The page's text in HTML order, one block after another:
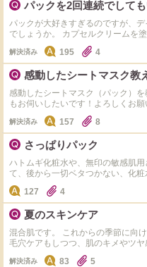
パックを2回連続でして
パックが大好きすぎるのですが、
でしょうか。 カプセルクリームを
います。(Xでそのやり方を見たの
解決済み 195 4
感動したシートマスク教
感動したシートマスク（パック）
もお伺いしたいです！よろしくお願いします。 ちなみに私
ートマスクは リジュランのターン
きがなく肌にツヤがでるから◎
解決済み 157 8
さっぱりパック
ハトムギ化粧水や、無印の敏感肌
て、後から一切ベタつかない、化
ィヴィのハトムギパックを購入し
ような気がしていて、もっともっ
す。 ナチュリエのハトムギパックの方が
で安くてコスパの良いものだと有
127 4
夏のスキンケア
混合肌です。 これからの季節に向
毛穴ケアもしつつ、肌のキメやツ
ありますか？
解決済み 83 5